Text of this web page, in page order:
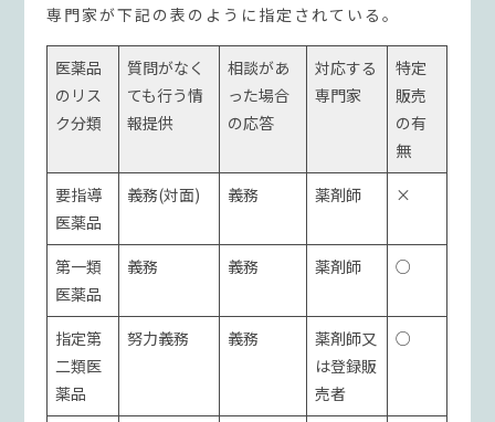
専門家が下記の表のように指定されている。
医薬品
のリス
ク分類
質問がなく
ても行う情
報提供
相談があ
った場合
の応答
対応する
専門家
特定
販売
の有
無
要指導
医薬品
義務(対面) 義務 薬剤師 ×
第一類
医薬品
義務 義務 薬剤師 ○
指定第
二類医
薬品
努力義務 義務
薬剤師又
は登録販
売者
○